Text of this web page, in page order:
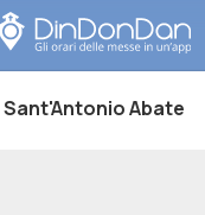
Sant'Antonio Abate